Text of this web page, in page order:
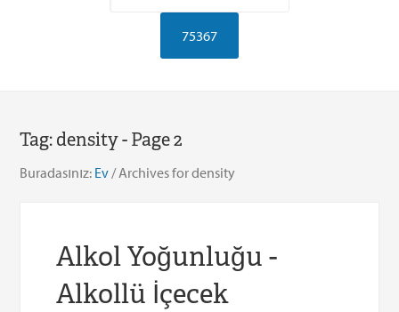
Tag:density- Page 2
Buradasınız: Ev /Archives for density
Alkol Yoğunluğu -
Alkollü İçecek